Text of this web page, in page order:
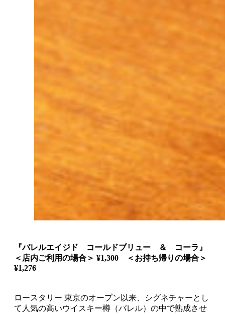
『バレルエイジド コールドブリュー ＆ コーラ』
＜店内ご利用の場合＞ ¥1,300 ＜お持ち帰りの場合＞
¥1,276
ロースタリー 東京のオープン以来、シグネチャーとし
て人気の高いウイスキー樽（バレル）の中で熟成させ